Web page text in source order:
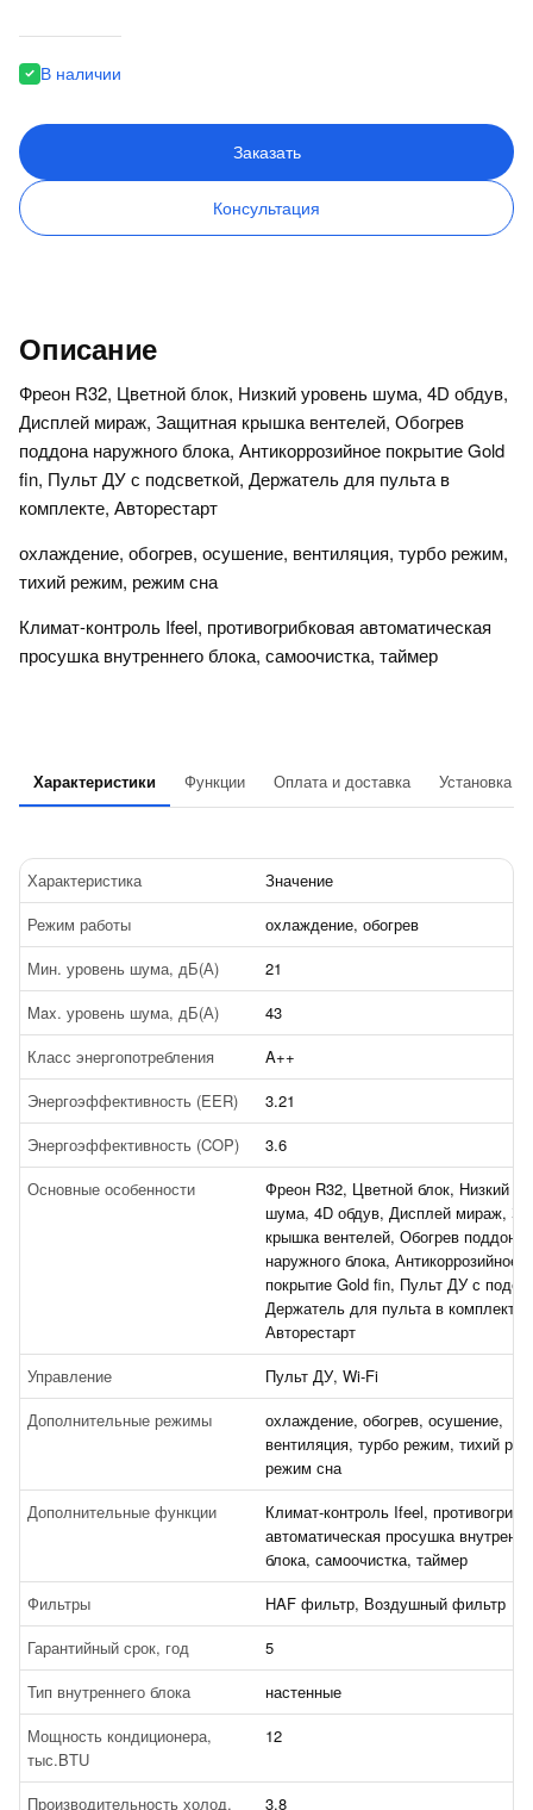
В наличии
Заказать
Консультация
Описание
Фреон R32, Цветной блок, Низкий уровень шума, 4D обдув,
Дисплей мираж, Защитная крышка вентелей, Обогрев
поддона наружного блока, Антикоррозийное покрытие Gold
fin, Пульт ДУ с подсветкой, Держатель для пульта в
комплекте, Авторестарт
охлаждение, обогрев, осушение, вентиляция, турбо режим,
тихий режим, режим сна
Климат-контроль Ifeel, противогрибковая автоматическая
просушка внутреннего блока, самоочистка, таймер
Характеристики Функции Оплата и доставка Установка
Характеристика
Значение
Режим работы
охлаждение, обогрев
Мин. уровень шума, дБ(А)
21
Max. уровень шума, дБ(А)
43
Класс энергопотребления
A++
Энергоэффективность (EER)
3.21
Энергоэффективность (COP)
3.6
Основные особенности
Фреон R32, Цветной блок, Низкий
шума, 4D обдув, Дисплей мираж,
крышка вентелей, Обогрев поддона
наружного блока, Антикоррозийное
покрытие Gold fin, Пульт ДУ с
Держатель для пульта в комплекте,
Авторестарт
Управление
Пульт ДУ, Wi-Fi
Дополнительные режимы
охлаждение, обогрев, осушение,
вентиляция, турбо режим, тихий
режим сна
Дополнительные функции
Климат-контроль Ifeel,
автоматическая просушка
блока, самоочистка, таймер
Фильтры
HAF фильтр, Воздушный фильтр
Гарантийный срок, год
5
Тип внутреннего блока
настенные
Мощность кондиционера,
тыс.BTU
12
Производительность холод, 3.8